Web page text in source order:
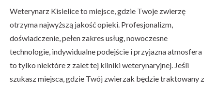
Weterynarz Kisielice to miejsce, gdzie Twoje zwierzę
otrzyma najwyższą jakość opieki. Profesjonalizm,
doświadczenie, pełen zakres usług, nowoczesne
technologie, indywidualne podejście i przyjazna atmosfera
to tylko niektóre z zalet tej kliniki weterynaryjnej. Jeśli
szukasz miejsca, gdzie Twój zwierzak będzie traktowany z